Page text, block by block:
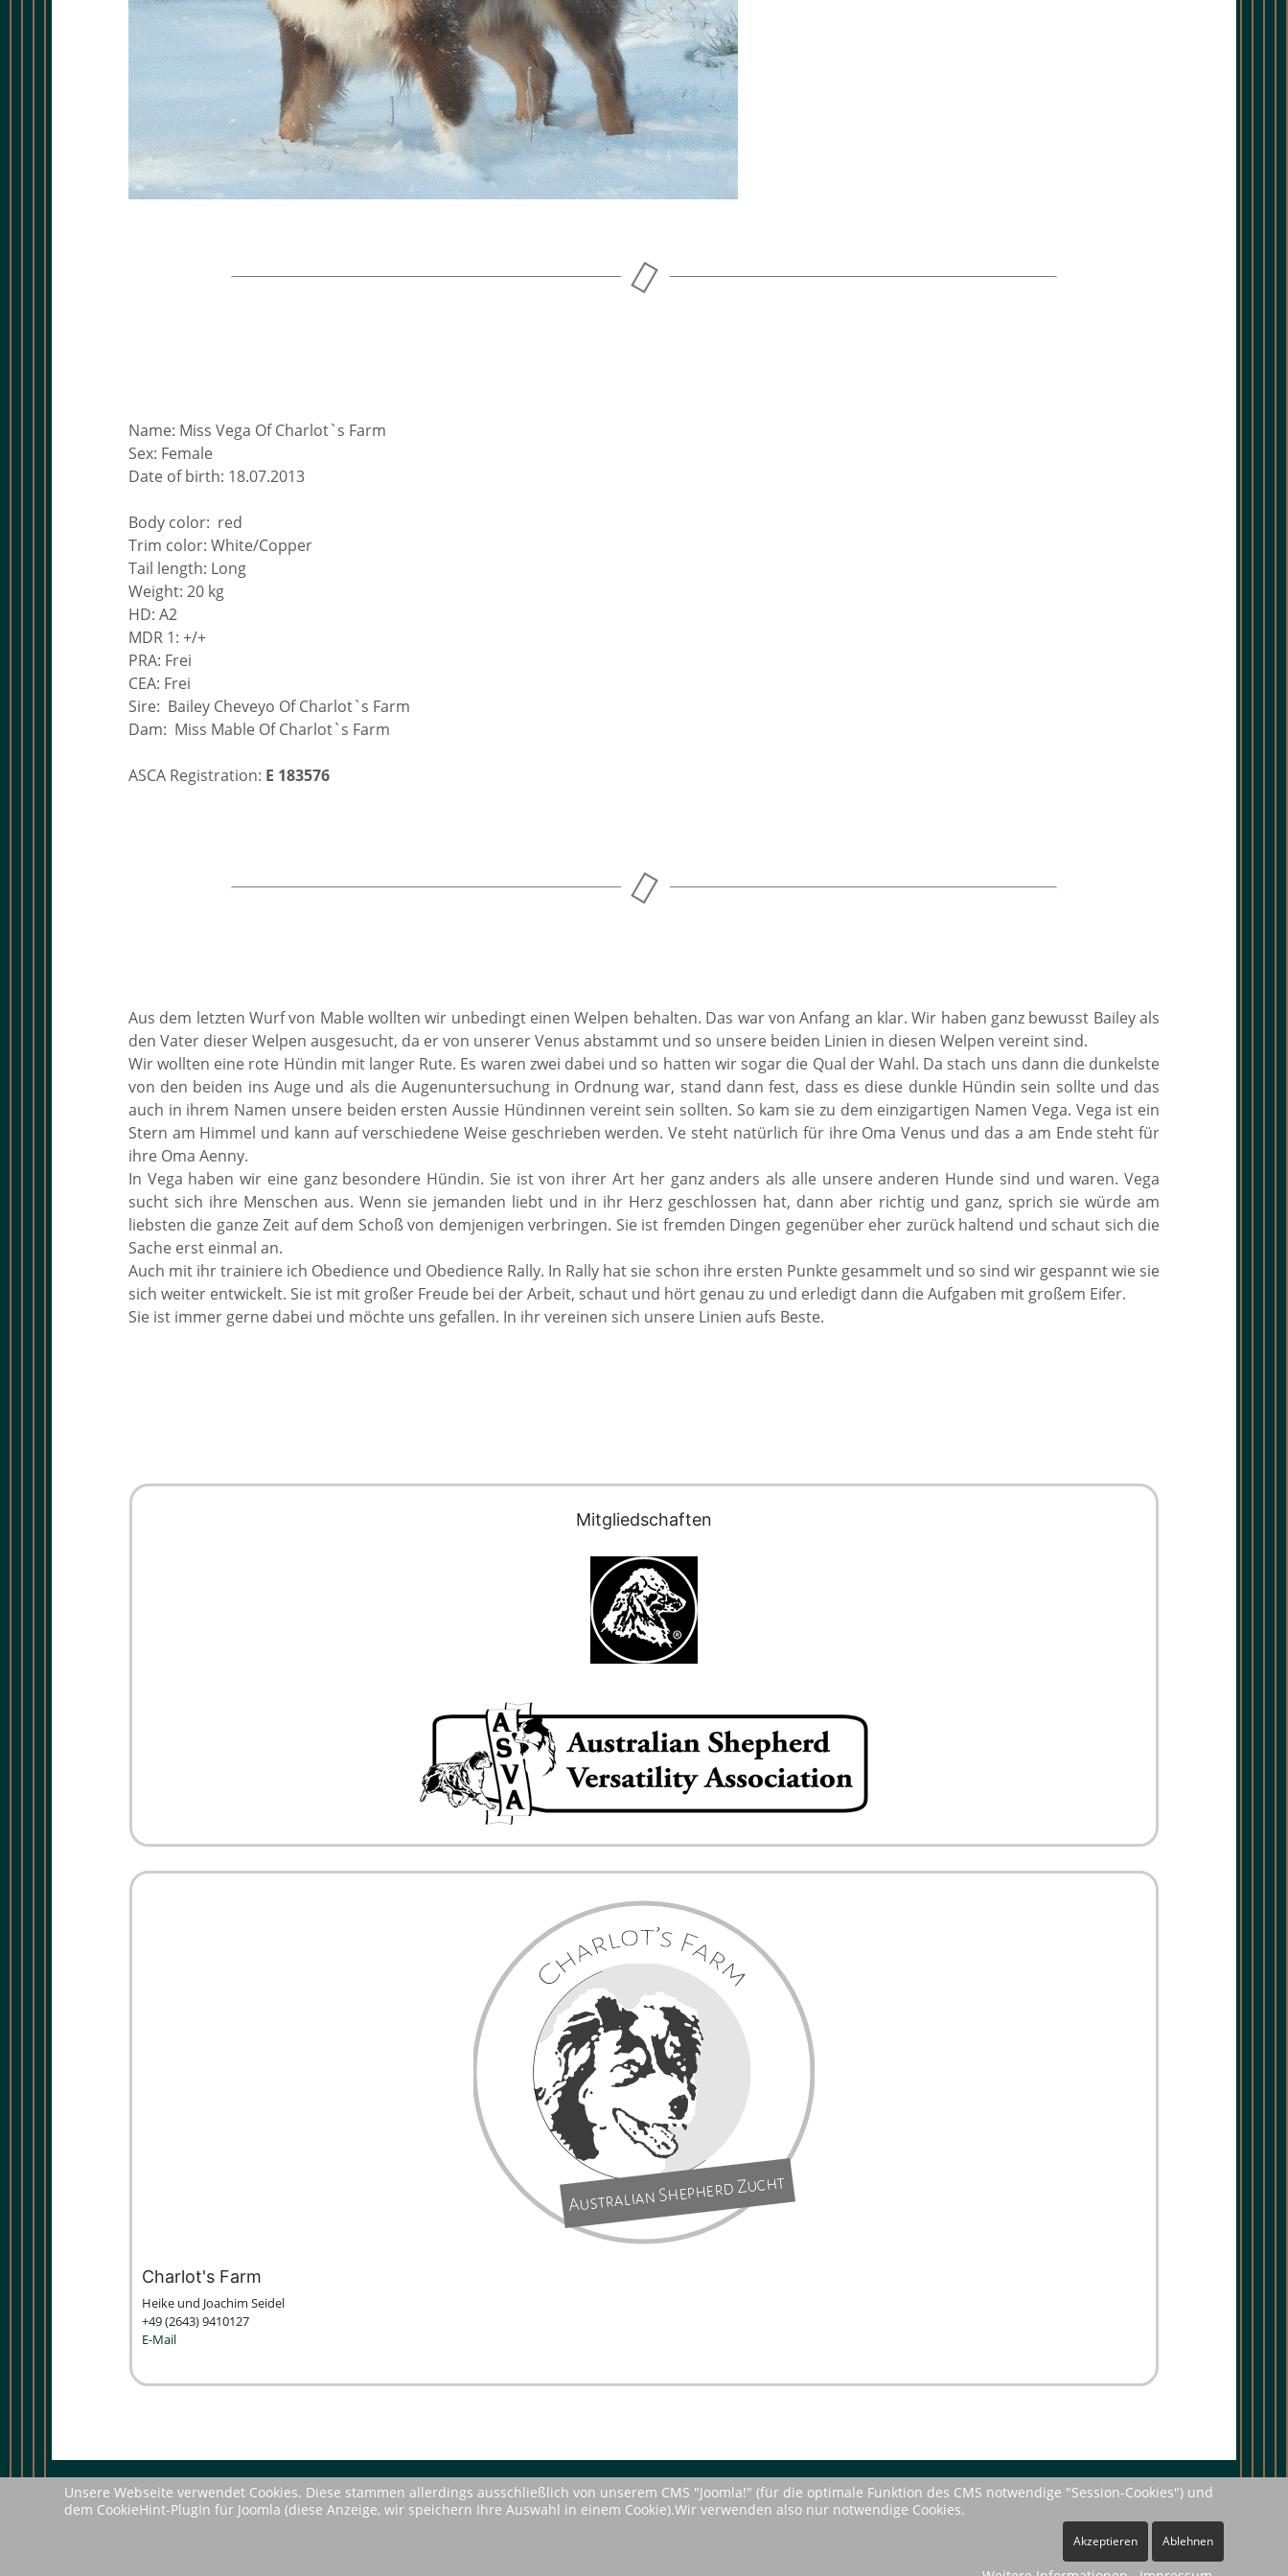
Mit­glied­schaf­ten
Charlot's Farm
Heike und Joachim Sei­del
+49 (2643) 9410127
E-Mail
Name: Miss Vega Of Charlot`s Farm
Sex: Female
Date of birth: 18.07.2013
Body color: red
Trim color: White/Copper
Tail length: Long
Weight: 20 kg
HD: A2
MDR 1: +/+
PRA: Frei
CEA: Frei
Sire: Bailey Cheveyo Of Charlot`s Farm
Dam: Miss Mable Of Charlot`s Farm
ASCA Registration: E 183576
Aus dem letzten Wurf von Mable wollten wir unbedingt einen Welpen behalten. Das war von Anfang an klar. Wir haben ganz bewusst Bailey als
den Vater dieser Welpen ausgesucht, da er von unserer Venus abstammt und so unsere beiden Linien in diesen Welpen vereint sind.
Wir wollten eine rote Hündin mit langer Rute. Es waren zwei dabei und so hatten wir sogar die Qual der Wahl. Da stach uns dann die dunkelste
von den beiden ins Auge und als die Augenuntersuchung in Ordnung war, stand dann fest, dass es diese dunkle Hündin sein sollte und das
auch in ihrem Namen unsere beiden ersten Aussie Hündinnen vereint sein sollten. So kam sie zu dem einzigartigen Namen Vega. Vega ist ein
Stern am Himmel und kann auf verschiedene Weise geschrieben werden. Ve steht natürlich für ihre Oma Venus und das a am Ende steht für
ihre Oma Aenny.
In Vega haben wir eine ganz besondere Hündin. Sie ist von ihrer Art her ganz anders als alle unsere anderen Hunde sind und waren. Vega
sucht sich ihre Menschen aus. Wenn sie jemanden liebt und in ihr Herz geschlossen hat, dann aber richtig und ganz, sprich sie würde am
liebsten die ganze Zeit auf dem Schoß von demjenigen verbringen. Sie ist fremden Dingen gegenüber eher zurück haltend und schaut sich die
Sache erst einmal an.
Auch mit ihr trainiere ich Obedience und Obedience Rally. In Rally hat sie schon ihre ersten Punkte gesammelt und so sind wir gespannt wie sie
sich weiter entwickelt. Sie ist mit großer Freude bei der Arbeit, schaut und hört genau zu und erledigt dann die Aufgaben mit großem Eifer.
Sie ist immer gerne dabei und möchte uns gefallen. In ihr vereinen sich unsere Linien aufs Beste.
© Charlot's Farm 2015 - 2026
Unsere Webseite verwendet Cookies. Diese stammen allerdings ausschließlich von unserem CMS "Joomla!" (für die optimale Funktion des CMS notwendige "Session-Cookies") und
dem CookieHint-PlugIn für Joomla (diese Anzeige, wir speichern Ihre Auswahl in einem Cookie).Wir verwenden also nur notwendige Cookies.
Akzeptieren Ablehnen